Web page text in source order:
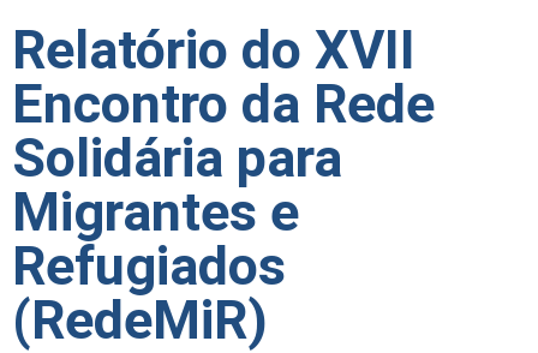
Relatório do XVII
Encontro da Rede
Solidária para
Migrantes e
Refugiados
(RedeMiR)